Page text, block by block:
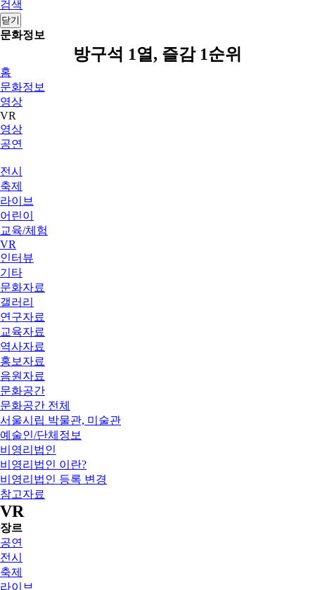
검색
닫기
문화정보
방구석 1열, 즐감 1순위
홈
문화정보
영상
VR
영상
공연
전시
축제
라이브
어린이
교육/체험
VR
인터뷰
기타
문화자료
갤러리
연구자료
교육자료
역사자료
홍보자료
음원자료
문화공간
문화공간 전체
서울시립 박물관, 미술관
예술인/단체정보
비영리법인
비영리법인 이란?
비영리법인 등록 변경
참고자료
VR
장르
공연
전시
축제
라이브